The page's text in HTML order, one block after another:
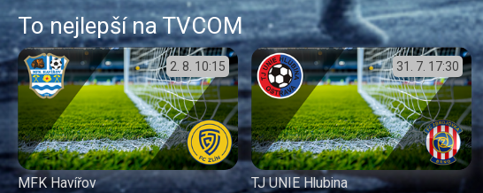
To nejlepší na TVCOM
2. 8. 10:15
MFK Havířov
31. 7. 17:30
TJ UNIE Hlubina